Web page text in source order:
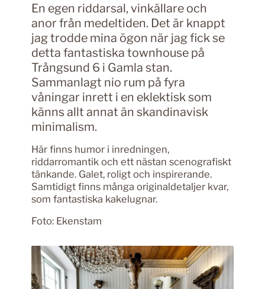
En egen riddarsal, vinkällare och
anor från medeltiden. Det är knappt
jag trodde mina ögon när jag fick se
detta fantastiska townhouse på
Trångsund 6 i Gamla stan.
Sammanlagt nio rum på fyra
våningar inrett i en eklektisk som
känns allt annat än skandinavisk
minimalism.
Här finns humor i inredningen,
riddarromantik och ett nästan scenografiskt
tänkande. Galet, roligt och inspirerande.
Samtidigt finns många originaldetaljer kvar,
som fantastiska kakelugnar.
Foto: Ekenstam